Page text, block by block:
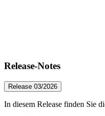
Release-Notes
Release 03/2026
In diesem Release finden Sie